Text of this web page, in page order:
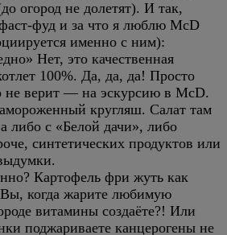
огород не долетят). И так,
фуд и за что я люблю McD
именно с ним):
Нет, это качественная
100%. Да, да, да! Просто
не верит — на эскурсию в McD.
кругляш. Салат там
либо с «Белой дачи», либо
синтетических продуктов или
Картофель фри жуть как
когда жарите любимую
витамины создаёте?! Или
поджариваете канцерогены не